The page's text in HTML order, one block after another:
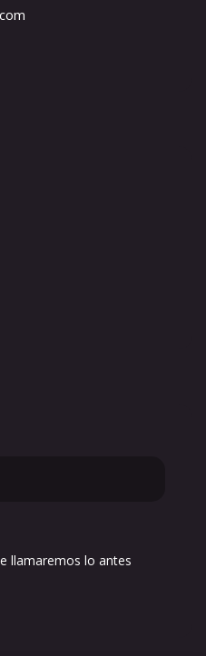
llamaremos lo antes